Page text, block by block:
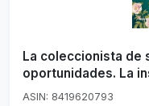
La coleccionista de
oportunidades. La
emocionado a las
ASIN: 8419620793